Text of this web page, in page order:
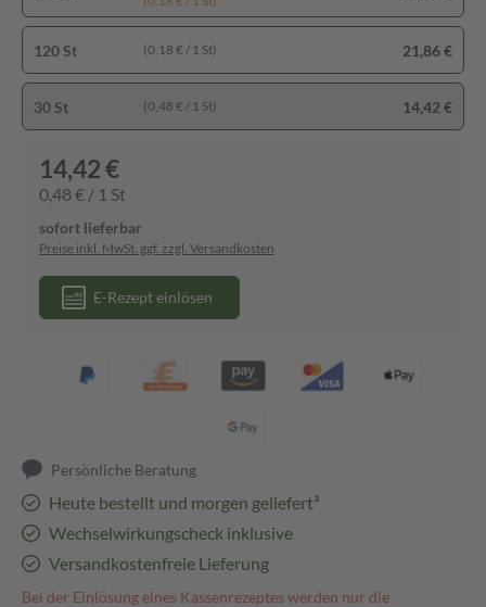
120 St (0,18 € / 1 St) 21,86 €
30 St (0,48 € / 1 St) 14,42 €
14,42 €
0,48 € / 1 St
sofort lieferbar
Preise inkl. MwSt. ggf. zzgl. Versandkosten
E-Rezept einlösen
Persönliche Beratung
Heute bestellt und morgen geliefert³
Wechselwirkungscheck inklusive
Versandkostenfreie Lieferung
Bei der Einlösung eines Kassenrezeptes werden nur die